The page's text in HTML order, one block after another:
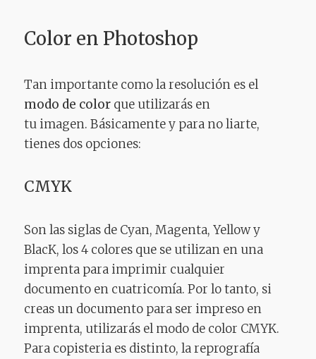
Color en Photoshop
Tan importante como la resolución es el
modo de colorque utilizarás en
tu imagen. Básicamente y para no liarte,
tienes dos opciones:
CMYK
Son las siglas de Cyan, Magenta, Yellow y
BlacK, los 4 colores que se utilizan en una
imprenta para imprimir cualquier
documento en cuatricomía. Por lo tanto, si
creas un documento para ser impreso en
imprenta, utilizarás el modo de color CMYK.
Para copisteria es distinto, la reprografía